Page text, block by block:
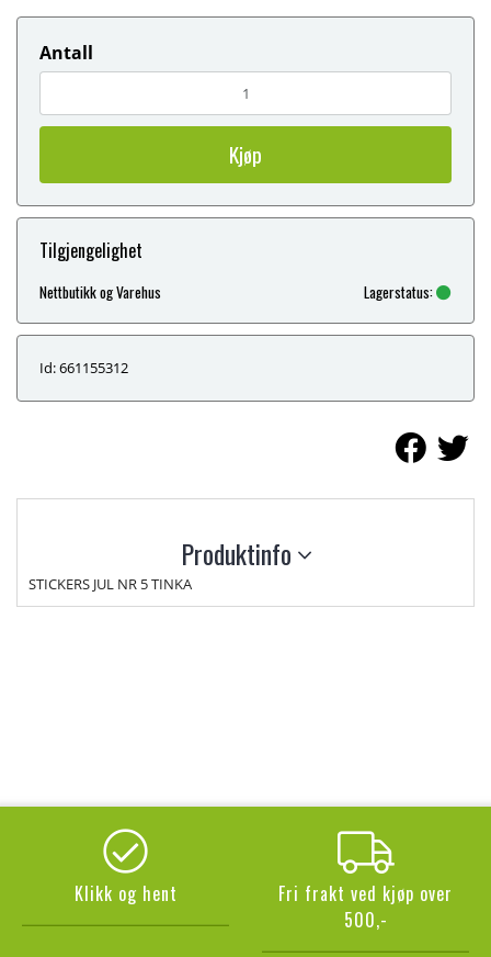
Antall
Kjøp
Tilgjengelighet
Nettbutikk og Varehus Lagerstatus:
Id: 661155312
Produktinfo
STICKERS JUL NR 5 TINKA
Klikk og hent
Fri frakt ved kjøp over
500,-